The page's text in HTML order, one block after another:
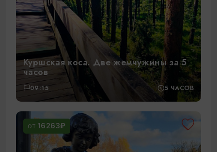
Куршская коса. Две жемчужины за 5
часов
09:15 5 ЧАСОВ
ОТ 16263₽